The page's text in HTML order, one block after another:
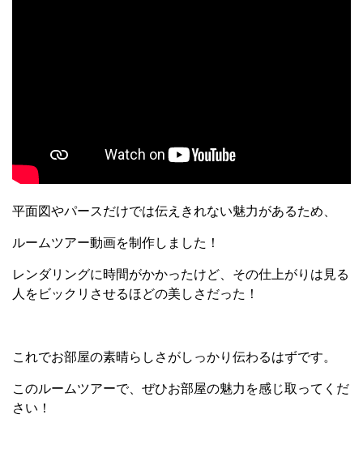
平面図やパースだけでは伝えきれない魅力があるため、
ルームツアー動画を制作しました！
レンダリングに時間がかかったけど、その仕上がりは見る
人をビックリさせるほどの美しさだった！
これでお部屋の素晴らしさがしっかり伝わるはずです。
このルームツアーで、ぜひお部屋の魅力を感じ取ってくだ
さい！